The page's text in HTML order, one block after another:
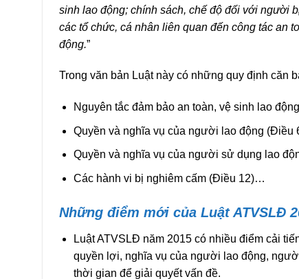
sinh lao động; chính sách, chế độ đối với người
các tổ chức, cá nhân liên quan đến công tác an
động.”
Trong văn bản Luật này có những quy định căn
Nguyên tắc đảm bảo an toàn, vệ sinh lao
Quyền và nghĩa vụ của người lao động (Điều
Quyền và nghĩa vụ của người sử dụng lao
Các hành vi bị nghiêm cấm (Điều 12)…
Những điểm mới của Luật ATVSLĐ
Luật ATVSLĐ năm 2015 có nhiều điểm cải
quyền lợi, nghĩa vụ của người lao động,
thời gian để giải quyết vấn đề.